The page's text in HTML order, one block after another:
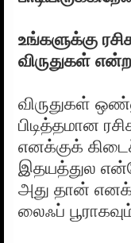
உங்களுக்கு
விருதுகள்
விருதுகள்
பிடித்தமான
எனக்குக்
இதயத்துல
அது தான்
லைஃப்